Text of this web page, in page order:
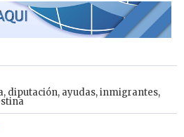
, diputación, ayudas,inmigrantes,